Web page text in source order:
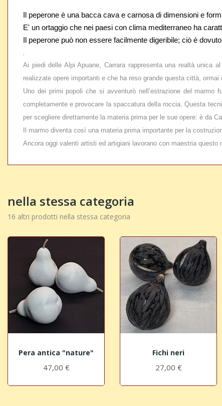
Il peperone è una bacca cava e carnosa di dimensioni e
E' un ortaggio che nei paesi con clima mediterraneo ha
Il peperone può non essere facilmente digeribile; ciò è
.
Ai piedi delle Alpi Apuane, Carrara rappresenta una realtà unica
realizzate opere importanti e che ha reso grande questa città,
Uno dei primi popoli che si avventurò nell’estrazione del
completamente e provocare la spaccatura della roccia. Questa
per scegliere direttamente la materia prima per le sue opere: è da
Il marmo diventa così una materia prima importante per la
Ancora oggi valenti artisti ed artigiani lavorano con maestria questo
nella stessa categoria
16 altri prodotti nella stessa categoria
Pera antica "nature"
47,00 €
Fichi neri
27,00 €